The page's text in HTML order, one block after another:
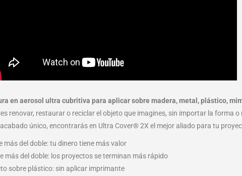
en aerosol ultra cubritiva para aplicar sobre madera, metal, plástico,
renovar, restaurar o reciclar el objeto que imagines, sin importar la forma
único, encontrarás en Ultra Cover® 2X el mejor aliado para tu
más del doble: tu dinero tiene más valor
más del doble: los proyectos se terminan más rápido
sobre plástico: sin aplicar imprimante